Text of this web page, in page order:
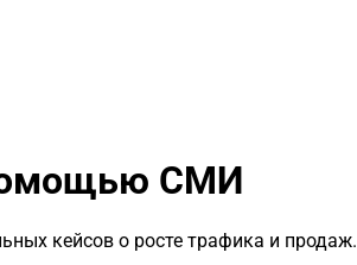
СМИ
кейсов о росте трафика и продаж.